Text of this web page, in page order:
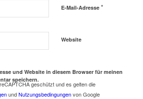
E-Mail-Adresse *
Website
und Website in diesem Browser für meinen
speichern.
geschützt und es gelten die
undNutzungsbedingungenvon Google